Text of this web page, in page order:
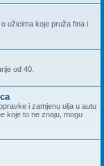
užicima koje pruža fina i
od 40.
i zamjenu ulja u autu
koje to ne znaju, mogu